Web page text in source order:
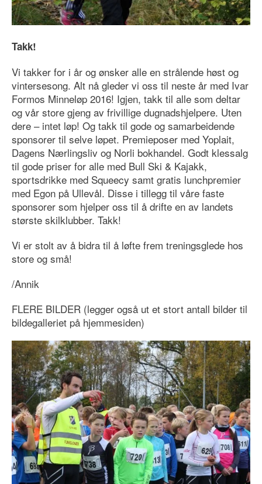
Takk!
Vi takker for i år og ønsker alle en strålende høst og
vintersesong. Alt nå gleder vi oss til neste år med Ivar
Formos Minneløp 2016! Igjen, takk til alle som deltar
og vår store gjeng av frivillige dugnadshjelpere. Uten
dere – intet løp! Og takk til gode og samarbeidende
sponsorer til selve løpet. Premieposer med Yoplait,
Dagens Nærlingsliv og Norli bokhandel. Godt klessalg
til gode priser for alle med Bull Ski & Kajakk,
sportsdrikke med Squeecy samt gratis lunchpremier
med Egon på Ullevål. Disse i tillegg til våre faste
sponsorer som hjelper oss til å drifte en av landets
største skilklubber. Takk!
Vi er stolt av å bidra til å løfte frem treningsglede hos
store og små!
/Annik
FLERE BILDER (legger også ut et stort antall bilder til
bildegalleriet på hjemmesiden)